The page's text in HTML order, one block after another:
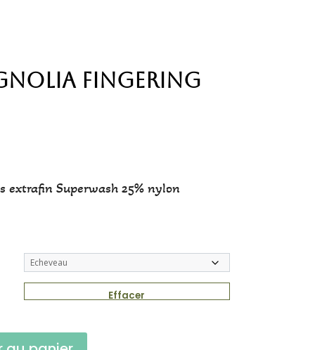
Fingering
extrafin Superwash 25% nylon
Effacer